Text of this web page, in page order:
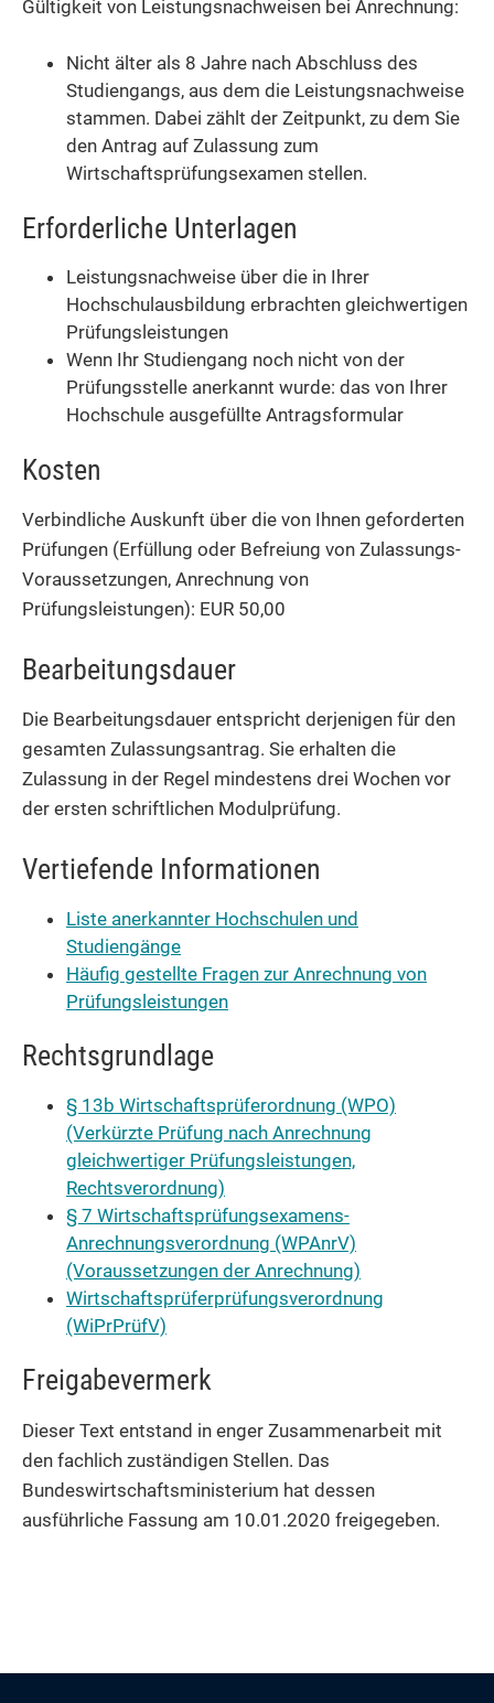
Gültigkeit von Leistungsnachweisen bei Anrechnung:
Nicht älter als 8 Jahre nach Abschluss des
Studiengangs, aus dem die Leistungsnachweise
stammen. Dabei zählt der Zeitpunkt, zu dem Sie
den Antrag auf Zulassung zum
Wirtschaftsprüfungsexamen stellen.
Erforderliche Unterlagen
Leistungsnachweise über die in Ihrer
Hochschulausbildung erbrachten gleichwertigen
Prüfungsleistungen
Wenn Ihr Studiengang noch nicht von der
Prüfungsstelle anerkannt wurde: das von Ihrer
Hochschule ausgefüllte Antragsformular
Kosten
Verbindliche Auskunft über die von Ihnen geforderten
Prüfungen (Erfüllung oder Befreiung von Zulassungs-
Voraussetzungen, Anrechnung von
Prüfungsleistungen): EUR 50,00
Bearbeitungsdauer
Die Bearbeitungsdauer entspricht derjenigen für den
gesamten Zulassungsantrag. Sie erhalten die
Zulassung in der Regel mindestens drei Wochen vor
der ersten schriftlichen Modulprüfung.
Vertiefende Informationen
Liste anerkannter Hochschulen und
Studiengänge
Häufig gestellte Fragen zur Anrechnung von
Prüfungsleistungen
Rechtsgrundlage
§ 13b Wirtschaftsprüferordnung (WPO)
(Verkürzte Prüfung nach Anrechnung
gleichwertiger Prüfungsleistungen,
Rechtsverordnung)
§ 7 Wirtschaftsprüfungsexamens-
Anrechnungsverordnung (WPAnrV)
(Voraussetzungen der Anrechnung)
Wirtschaftsprüferprüfungsverordnung
(WiPrPrüfV)
Freigabevermerk
Dieser Text entstand in enger Zusammenarbeit mit
den fachlich zuständigen Stellen. Das
Bundeswirtschaftsministerium hat dessen
ausführliche Fassung am 10.01.2020 freigegeben.